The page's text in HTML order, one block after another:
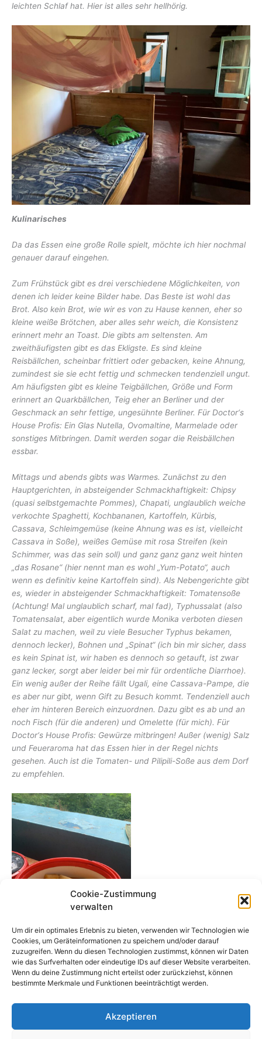
Cookie-Zustimmung
verwalten
Um dir ein optimales Erlebnis zu bieten, verwenden wir Technologien wie
Cookies, um Geräteinformationen zu speichern und/oder darauf
zuzugreifen. Wenn du diesen Technologien zustimmst, können wir Daten
wie das Surfverhalten oder eindeutige IDs auf dieser Website verarbeiten.
Wenn du deine Zustimmung nicht erteilst oder zurückziehst, können
bestimmte Merkmale und Funktionen beeinträchtigt werden.
Akzeptieren
leichten Schlaf hat. Hier ist alles sehr hellhörig.
Kulinarisches
Da das Essen eine große Rolle spielt, möchte ich hier nochmal
genauer darauf eingehen.
Zum Frühstück gibt es drei verschiedene Möglichkeiten, von
denen ich leider keine Bilder habe. Das Beste ist wohl das
Brot. Also kein Brot, wie wir es von zu Hause kennen, eher so
kleine weiße Brötchen, aber alles sehr weich, die Konsistenz
erinnert mehr an Toast. Die gibts am seltensten. Am
zweithäufigsten gibt es das Ekligste. Es sind kleine
Reisbällchen, scheinbar frittiert oder gebacken, keine Ahnung,
zumindest sie sie echt fettig und schmecken tendenziell ungut.
Am häufigsten gibt es kleine Teigbällchen, Größe und Form
erinnert an Quarkbällchen, Teig eher an Berliner und der
Geschmack an sehr fettige, ungesühnte Berliner. Für Doctor‘s
House Profis: Ein Glas Nutella, Ovomaltine, Marmelade oder
sonstiges Mitbringen. Damit werden sogar die Reisbällchen
essbar.
Mittags und abends gibts was Warmes. Zunächst zu den
Hauptgerichten, in absteigender Schmackhaftigkeit: Chipsy
(quasi selbstgemachte Pommes), Chapati, unglaublich weiche
verkochte Spaghetti, Kochbananen, Kartoffeln, Kürbis,
Cassava, Schleimgemüse (keine Ahnung was es ist, vielleicht
Cassava in Soße), weißes Gemüse mit rosa Streifen (kein
Schimmer, was das sein soll) und ganz ganz ganz weit hinten
„das Rosane“ (hier nennt man es wohl „Yum-Potato“, auch
wenn es definitiv keine Kartoffeln sind). Als Nebengerichte gibt
es, wieder in absteigender Schmackhaftigkeit: Tomatensoße
(Achtung! Mal unglaublich scharf, mal fad), Typhussalat (also
Tomatensalat, aber eigentlich wurde Monika verboten diesen
Salat zu machen, weil zu viele Besucher Typhus bekamen,
dennoch lecker), Bohnen und „Spinat“ (ich bin mir sicher, dass
es kein Spinat ist, wir haben es dennoch so getauft, ist zwar
ganz lecker, sorgt aber leider bei mir für ordentliche Diarrhoe).
Ein wenig außer der Reihe fällt Ugali, eine Cassava-Pampe, die
es aber nur gibt, wenn Gift zu Besuch kommt. Tendenziell auch
eher im hinteren Bereich einzuordnen. Dazu gibt es ab und an
noch Fisch (für die anderen) und Omelette (für mich). Für
Doctor‘s House Profis: Gewürze mitbringen! Außer (wenig) Salz
und Feueraroma hat das Essen hier in der Regel nichts
gesehen. Auch ist die Tomaten- und Pilipili-Soße aus dem Dorf
zu empfehlen.
Copyright by Niklas Fraunholz.